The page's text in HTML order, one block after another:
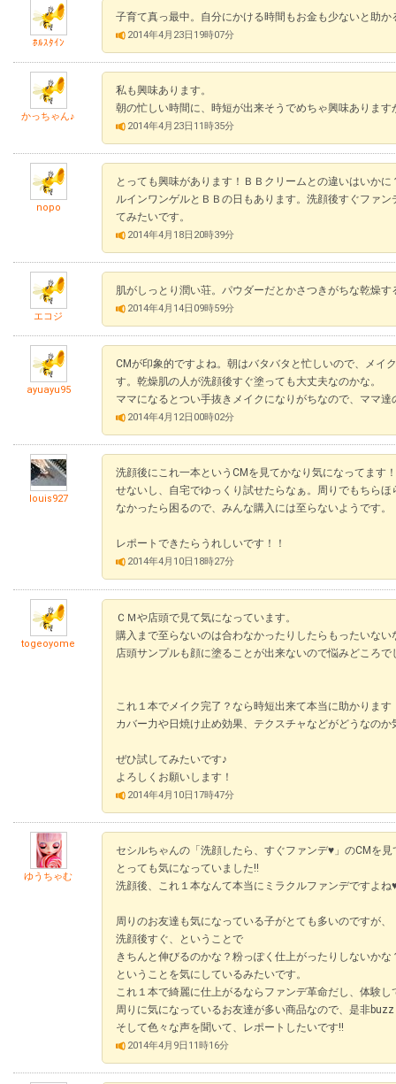
ﾎﾙｽﾀｲﾝ
子育て真っ最中。自分にかける時間もお金も少ないと助か
2014年4月23日19時07分
かっちゃん♪
私も興味あります。
朝の忙しい時間に、時短が出来そうでめちゃ興味ありま
2014年4月23日11時35分
nopo
とっても興味があります！ＢＢクリームとの違いはいか
ルインワンゲルとＢＢの日もあります。洗顔後すぐファ
てみたいです。
2014年4月18日20時39分
エコジ
肌がしっとり潤い荘。パウダーだとかさつきがちな乾燥
2014年4月14日09時59分
ayuayu95
CMが印象的ですよね。朝はバタバタと忙しいので、メイ
す。乾燥肌の人が洗顔後すぐ塗っても大丈夫なのかな。
ママになるとつい手抜きメイクになりがちなので、ママ
2014年4月12日00時02分
louis927
洗顔後にこれ一本というCMを見てかなり気になってます
せないし、自宅でゆっくり試せたらなぁ。周りでもちら
なかったら困るので、みんな購入には至らないようです。
レポートできたらうれしいです！！
2014年4月10日18時27分
togeoyome
ＣＭや店頭で見て気になっています。
購入まで至らないのは合わなかったりしたらもったいない
店頭サンプルも顔に塗ることが出来ないので悩みどころで
これ１本でメイク完了？なら時短出来て本当に助かります
カバー力や日焼け止め効果、テクスチャなどがどうなのか
ぜひ試してみたいです♪
よろしくお願いします！
2014年4月10日17時47分
ゆうちゃむ
セシルちゃんの「洗顔したら、すぐファンデ♥」のCMを見
とっても気になっていました!!
洗顔後、これ１本なんて本当にミラクルファンデですよね
周りのお友達も気になっている子がとても多いのですが、
洗顔後すぐ、ということで
きちんと伸びるのかな？粉っぽく仕上がったりしないか
ということを気にしているみたいです。
これ１本で綺麗に仕上がるならファンデ革命だし、体験し
周りに気になっているお友達が多い商品なので、是非
そして色々な声を聞いて、レポートしたいです!!
2014年4月9日11時16分